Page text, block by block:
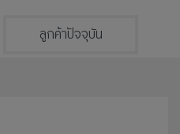
ลูกค้าปัจจุบัน